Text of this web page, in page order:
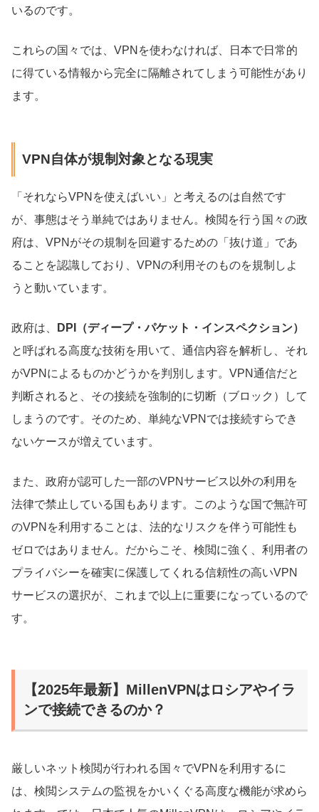
いるのです。
これらの国々では、VPNを使わなければ、日本で日常的
に得ている情報から完全に隔離されてしまう可能性があり
ます。
VPN自体が規制対象となる現実
「それならVPNを使えばいい」と考えるのは自然です
が、事態はそう単純ではありません。検閲を行う国々の政
府は、VPNがその規制を回避するための「抜け道」であ
ることを認識しており、VPNの利用そのものを規制しよ
うと動いています。
政府は、
DPI（ディープ・パケット・インスペクション）
と呼ばれる高度な技術を用いて、通信内容を解析し、それ
がVPNによるものかどうかを判別します。VPN通信だと
判断されると、その接続を強制的に切断（ブロック）して
しまうのです。そのため、単純なVPNでは接続すらでき
ないケースが増えています。
また、政府が認可した一部のVPNサービス以外の利用を
法律で禁止している国もあります。このような国で無許可
のVPNを利用することは、法的なリスクを伴う可能性も
ゼロではありません。だからこそ、検閲に強く、利用者の
プライバシーを確実に保護してくれる信頼性の高いVPN
サービスの選択が、これまで以上に重要になっているので
す。
【2025年最新】MillenVPNはロシアやイラ
ンで接続できるのか？
厳しいネット検閲が行われる国々でVPNを利用するに
は、検閲システムの監視をかいくぐる高度な機能が求めら